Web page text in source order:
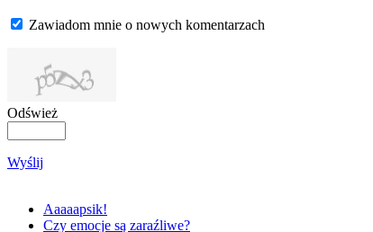
Zawiadom mnie o nowych komentarzach
Odśwież
Wyślij
Aaaaapsik!
Czy emocje są zaraźliwe?